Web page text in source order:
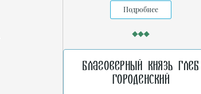
Подробнее
Благоверный князь Глеб
Городенский